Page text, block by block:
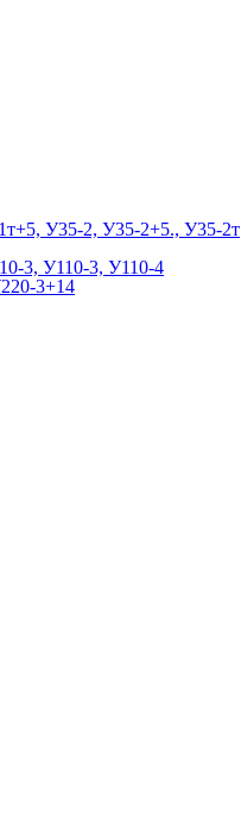
У35-2, У35-2+5., У35-2т
3, У110-3, У110-4
3+14